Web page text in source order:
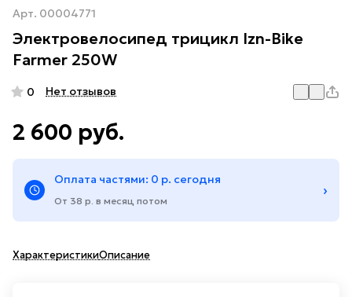
Арт. 00004771
Электровелосипед трицикл Izn-Bike
Farmer 250W
0 Нет отзывов
2 600 руб.
Оплата частями: 0 р. сегодня
От 38 р. в месяц потом
›
ХарактеристикиОписание